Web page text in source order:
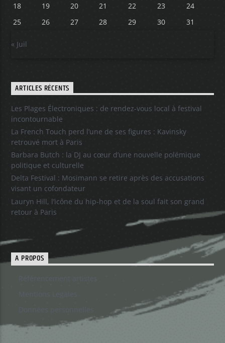
18
19 20 21 22 23
24
25
26 27 28 29 30 31
« Juil
ARTICLES RÉCENTS
Les Plages Électroniques : de rendez-vous local à festival
incontournable
La French Touch perd l’une de ses figures : Kavinsky
retrouvé mort à Paris
Barbara Butch : la DJ au cœur d’une nouvelle polémique
politique et culturelle
Delta Festival : Mosimann se retire après des accusations
visant un cofondateur
Lauryn Hill, l’icône du hip-hop et de la soul fait son grand
retour à Paris
A PROPOS